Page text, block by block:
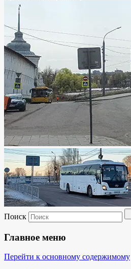
Поиск
Главное меню
Перейти к основному содержимому